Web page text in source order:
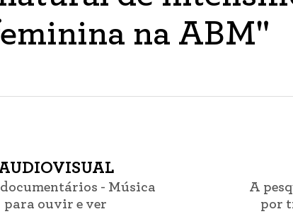
na ABM"
- Música
para ouvir e ver
A
por